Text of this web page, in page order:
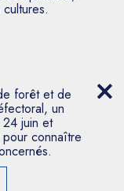
forêt et de
un
juin et
connaître